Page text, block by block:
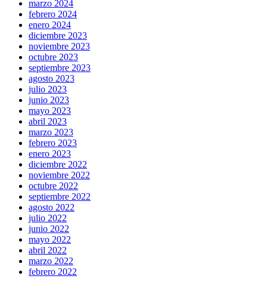
marzo 2024
febrero 2024
enero 2024
diciembre 2023
noviembre 2023
octubre 2023
septiembre 2023
agosto 2023
julio 2023
junio 2023
mayo 2023
abril 2023
marzo 2023
febrero 2023
enero 2023
diciembre 2022
noviembre 2022
octubre 2022
septiembre 2022
agosto 2022
julio 2022
junio 2022
mayo 2022
abril 2022
marzo 2022
febrero 2022